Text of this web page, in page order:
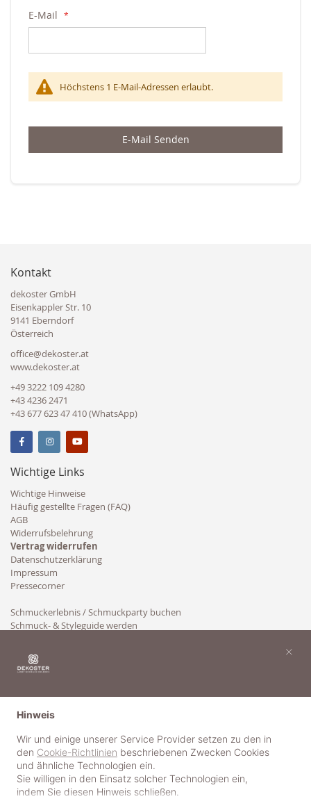
E-Mail
Höchstens 1 E-Mail-Adressen erlaubt.
E-Mail Senden
Kontakt
dekoster GmbH
Eisenkappler Str. 10
9141 Eberndorf
Österreich
office@dekoster.at
www.dekoster.at
+49 3222 109 4280
+43 4236 2471
+43 677 623 47 410 (WhatsApp)
Wichtige Links
Wichtige Hinweise
Häufig gestellte Fragen (FAQ)
AGB
Widerrufsbelehrung
Vertrag widerrufen
Datenschutzerklärung
Impressum
Pressecorner
Schmuckerlebnis / Schmuckparty buchen
Schmuck- & Styleguide werden
Hinweis
Wir und einige unserer Service Provider setzen zu den in
den Cookie-Richtlinien beschriebenen Zwecken Cookies
und ähnliche Technologien ein.
Sie willigen in den Einsatz solcher Technologien ein,
indem Sie diesen Hinweis schließen.
×